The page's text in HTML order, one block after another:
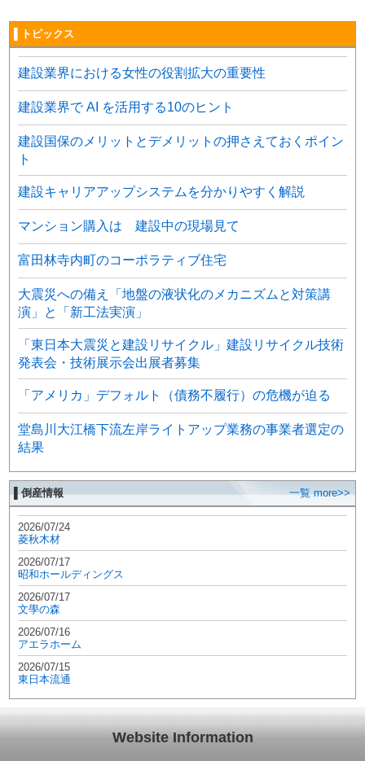
▌トピックス
建設業界における女性の役割拡大の重要性
建設業界で AI を活用する10のヒント
建設国保のメリットとデメリットの押さえておくポイン
ト
建設キャリアアップシステムを分かりやすく解説
マンション購入は 建設中の現場見て
富田林寺内町のコーポラティブ住宅
大震災への備え「地盤の液状化のメカニズムと対策講
演」と「新工法実演」
「東日本大震災と建設リサイクル」建設リサイクル技術
発表会・技術展示会出展者募集
「アメリカ」デフォルト（債務不履行）の危機が迫る
堂島川大江橋下流左岸ライトアップ業務の事業者選定の
結果
▌倒産情報 一覧 more>>
2026/07/24
菱秋木材
2026/07/17
昭和ホールディングス
2026/07/17
文學の森
2026/07/16
アエラホーム
2026/07/15
東日本流通
Website Information